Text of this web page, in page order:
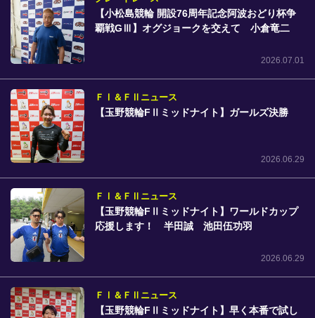
【小松島競輪 開設76周年記念阿波おどり杯争
覇戦GⅢ】オグジョークを交えて 小倉竜二
2026.07.01
ＦⅠ＆ＦⅡニュース
【玉野競輪FⅡミッドナイト】ガールズ決勝
2026.06.29
ＦⅠ＆ＦⅡニュース
【玉野競輪FⅡミッドナイト】ワールドカップ
応援します！ 半田誠 池田伍功羽
2026.06.29
ＦⅠ＆ＦⅡニュース
【玉野競輪FⅡミッドナイト】早く本番で試し